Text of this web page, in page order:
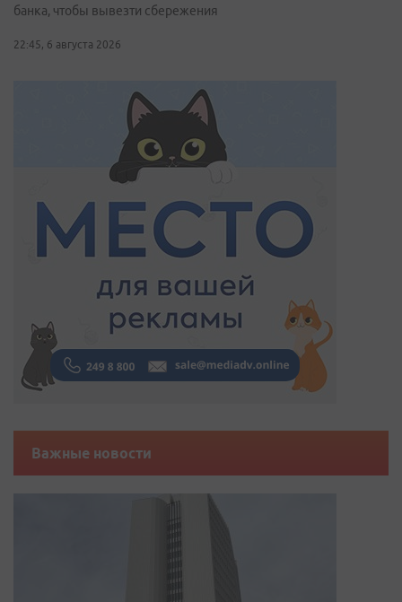
банка, чтобы вывезти сбережения
22:45, 6 августа 2026
Важные новости